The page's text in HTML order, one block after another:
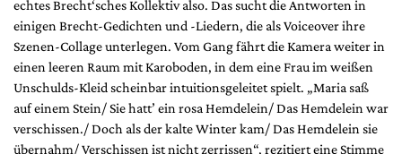
echtes Brecht‘sches Kollektiv also. Das sucht die Antworten in
einigen Brecht-Gedichten und -Liedern, die als Voiceover ihre
Szenen-Collage unterlegen. Vom Gang fährt die Kamera weiter in
einen leeren Raum mit Karoboden, in dem eine Frau im weißen
Unschulds-Kleid scheinbar intuitionsgeleitet spielt. „Maria saß
auf einem Stein/ Sie hatt’ ein rosa Hemdelein/ Das Hemdelein war
verschissen./ Doch als der kalte Winter kam/ Das Hemdelein sie
übernahm/ Verschissen ist nicht zerrissen“, rezitiert eine Stimme